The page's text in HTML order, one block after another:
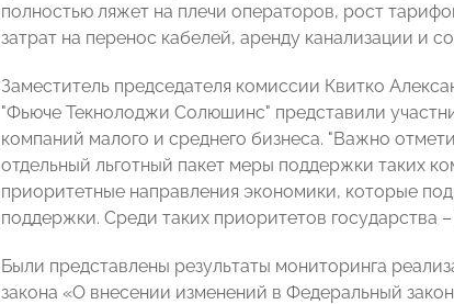
полностью ляжет на плечи операторов, рост
затрат на перенос кабелей, аренду канализации и
Заместитель председателя комиссии Квитко
"Фьюче Текнолоджи Солюшинс" представили
компаний малого и среднего бизнеса. "Важно
отдельный льготный пакет меры поддержки таких
приоритетные направления экономики, которые
поддержки. Среди таких приоритетов государства
Были представлены результаты мониторинга
закона «О внесении изменений в Федеральный